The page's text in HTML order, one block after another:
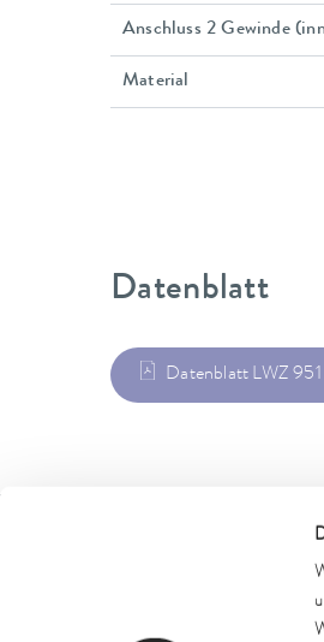
Anschluss 2 Gewinde
Material
Datenblatt
Datenblatt LWZ 951